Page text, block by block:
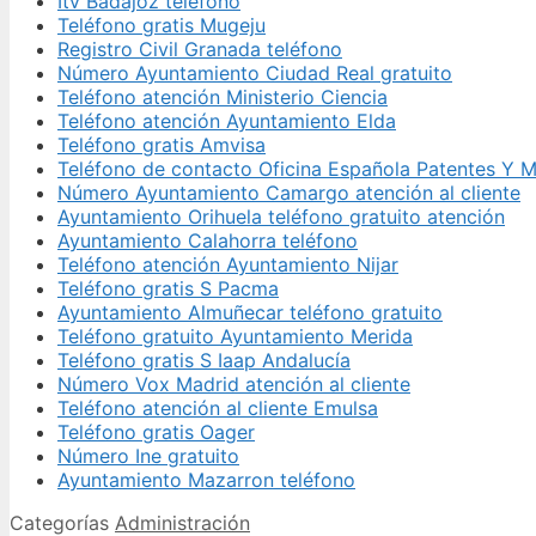
Teléfono gratis Mugeju
Registro Civil Granada teléfono
Número Ayuntamiento Ciudad Real gratuito
Teléfono atención Ministerio Ciencia
Teléfono atención Ayuntamiento Elda
Teléfono gratis Amvisa
Teléfono de contacto Oficina Española Patentes Y
Número Ayuntamiento Camargo atención al cliente
Ayuntamiento Orihuela teléfono gratuito atención
Ayuntamiento Calahorra teléfono
Teléfono atención Ayuntamiento Nijar
Teléfono gratis S Pacma
Ayuntamiento Almuñecar teléfono gratuito
Teléfono gratuito Ayuntamiento Merida
Teléfono gratis S Iaap Andalucía
Número Vox Madrid atención al cliente
Teléfono atención al cliente Emulsa
Teléfono gratis Oager
Número Ine gratuito
Ayuntamiento Mazarron teléfono
Categorías Administración